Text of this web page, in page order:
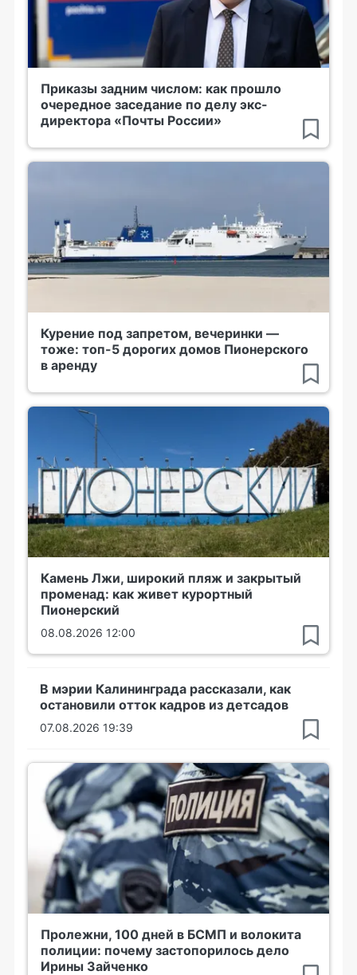
Приказы задним числом: как прошло
очередное заседание по делу экс-
директора «Почты России»
Курение под запретом, вечеринки —
тоже: топ-5 дорогих домов Пионерского
в аренду
Камень Лжи, широкий пляж и закрытый
променад: как живет курортный
Пионерский
08.08.2026 12:00
В мэрии Калининграда рассказали, как
остановили отток кадров из детсадов
07.08.2026 19:39
Пролежни, 100 дней в БСМП и волокита
полиции: почему застопорилось дело
Ирины Зайченко